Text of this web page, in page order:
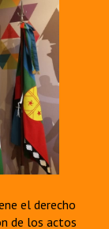
el derecho
de los actos